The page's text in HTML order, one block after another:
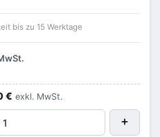
bis zu 15 Werktage
€ exkl. MwSt.
+